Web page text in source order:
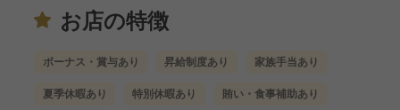
お店の特徴
ボーナス・賞与あり 昇給制度あり 家族手当あり
夏季休暇あり 特別休暇あり 賄い・食事補助あり